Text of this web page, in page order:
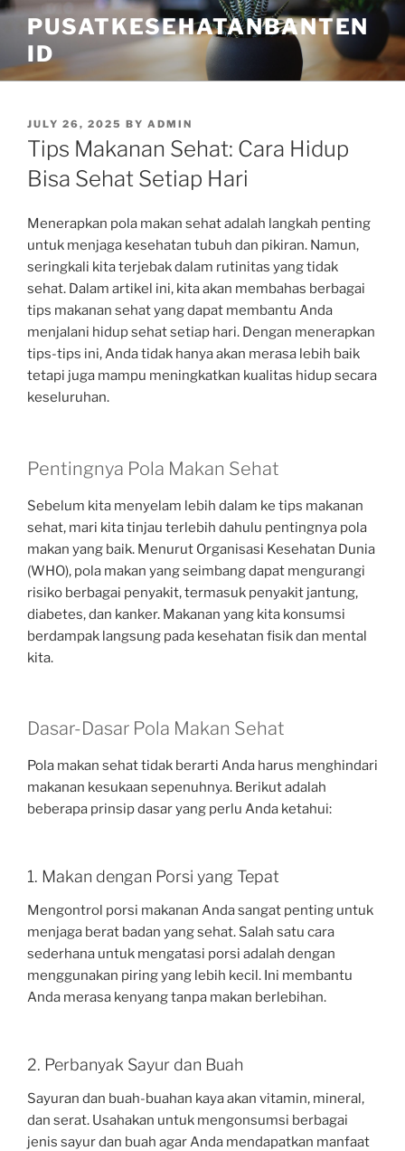
Skip
content
PUSATKESEHATANBANTEN
ID
POSTED
ON
JULY 26, 2025 BY ADMIN
Tips Makanan Sehat: Cara Hidup
Bisa Sehat Setiap Hari
Menerapkan pola makan sehat adalah langkah penting
untuk menjaga kesehatan tubuh dan pikiran. Namun,
seringkali kita terjebak dalam rutinitas yang tidak
sehat. Dalam artikel ini, kita akan membahas berbagai
tips makanan sehat yang dapat membantu Anda
menjalani hidup sehat setiap hari. Dengan menerapkan
tips-tips ini, Anda tidak hanya akan merasa lebih baik
tetapi juga mampu meningkatkan kualitas hidup secara
keseluruhan.
Pentingnya Pola Makan Sehat
Sebelum kita menyelam lebih dalam ke tips makanan
sehat, mari kita tinjau terlebih dahulu pentingnya pola
makan yang baik. Menurut Organisasi Kesehatan Dunia
(WHO), pola makan yang seimbang dapat mengurangi
risiko berbagai penyakit, termasuk penyakit jantung,
diabetes, dan kanker. Makanan yang kita konsumsi
berdampak langsung pada kesehatan fisik dan mental
kita.
Dasar-Dasar Pola Makan Sehat
Pola makan sehat tidak berarti Anda harus menghindari
makanan kesukaan sepenuhnya. Berikut adalah
beberapa prinsip dasar yang perlu Anda ketahui:
1. Makan dengan Porsi yang Tepat
Mengontrol porsi makanan Anda sangat penting untuk
menjaga berat badan yang sehat. Salah satu cara
sederhana untuk mengatasi porsi adalah dengan
menggunakan piring yang lebih kecil. Ini membantu
Anda merasa kenyang tanpa makan berlebihan.
2. Perbanyak Sayur dan Buah
Sayuran dan buah-buahan kaya akan vitamin, mineral,
dan serat. Usahakan untuk mengonsumsi berbagai
jenis sayur dan buah agar Anda mendapatkan manfaat